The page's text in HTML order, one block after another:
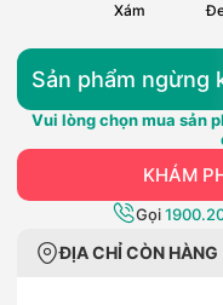
Xám
Sản phẩm ngừng
Vui lòng chọn mua sản
KHÁM
Gọi
ĐỊA CHỈ CÒN HÀNG